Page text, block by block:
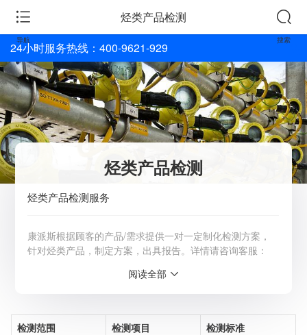
导航
烃类产品检测
搜索
24小时服务热线：400-9621-929
烃类产品检测
烃类产品检测服务
康派斯根据顾客的产品/需求提供一对一定制化检测方案，
针对烃类产品，制定方案，出具报告。详情请咨询客服：
阅读全部
检测范围 检测项目
检测标准